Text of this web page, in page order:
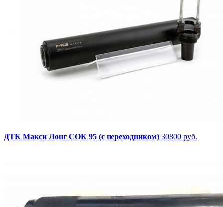
ДТК Макси Лонг СОК 95 (с переходником) 30800 руб.